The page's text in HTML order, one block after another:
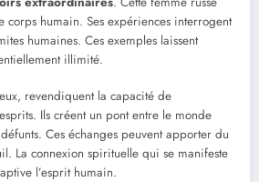
corps humain. Ses expériences interrogent
humaines. Ces exemples laissent
illimité.
revendiquent la capacité de
Ils créent un pont entre le monde
Ces échanges peuvent apporter du
La connexion spirituelle qui se manifeste
l’esprit humain.